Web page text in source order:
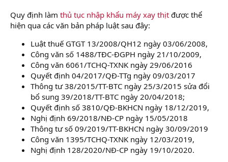
e
r
Quy định làm thủ tục nhập khẩu máy xay thịt được thể
hiện qua các văn bản pháp luật sau đây:
Luật thuế GTGT 13/2008/QH12 ngày 03/06/2008,
Công văn số 1488/TĐC-ĐGPH ngày 21/10/2009,
Công văn 6061/TCHQ-TXNK ngày 29/06/2016
Quyết định 04/2017/QĐ-TTg ngày 09/03/2017
Thông tư 38/2015/TT-BTC ngày 25/3/2015 sửa đổi
bổ sung 39/2018/TT-BTC ngày 20/04/2018;
Quyết định số 3810/QĐ-BKHCN ngày 18/12/2019,
Nghị định 69/2018/NĐ-CP ngày 15/05/2018
Thông tư số 09/2019/TT-BKHCN ngày 30/09/2019
Công văn 1395/TCHQ-TXNK ngày 12/03/2019,
Nghị định 128/2020/NĐ-CP ngày 19/10/2020.